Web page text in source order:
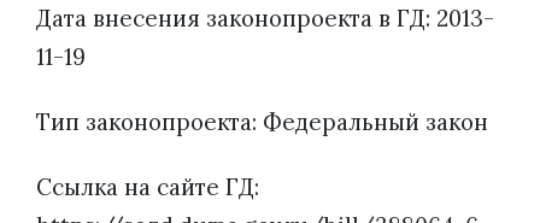
Дата внесения законопроекта в ГД: 2013-
11-19
Тип законопроекта: Федеральный закон
Ссылка на сайте ГД: